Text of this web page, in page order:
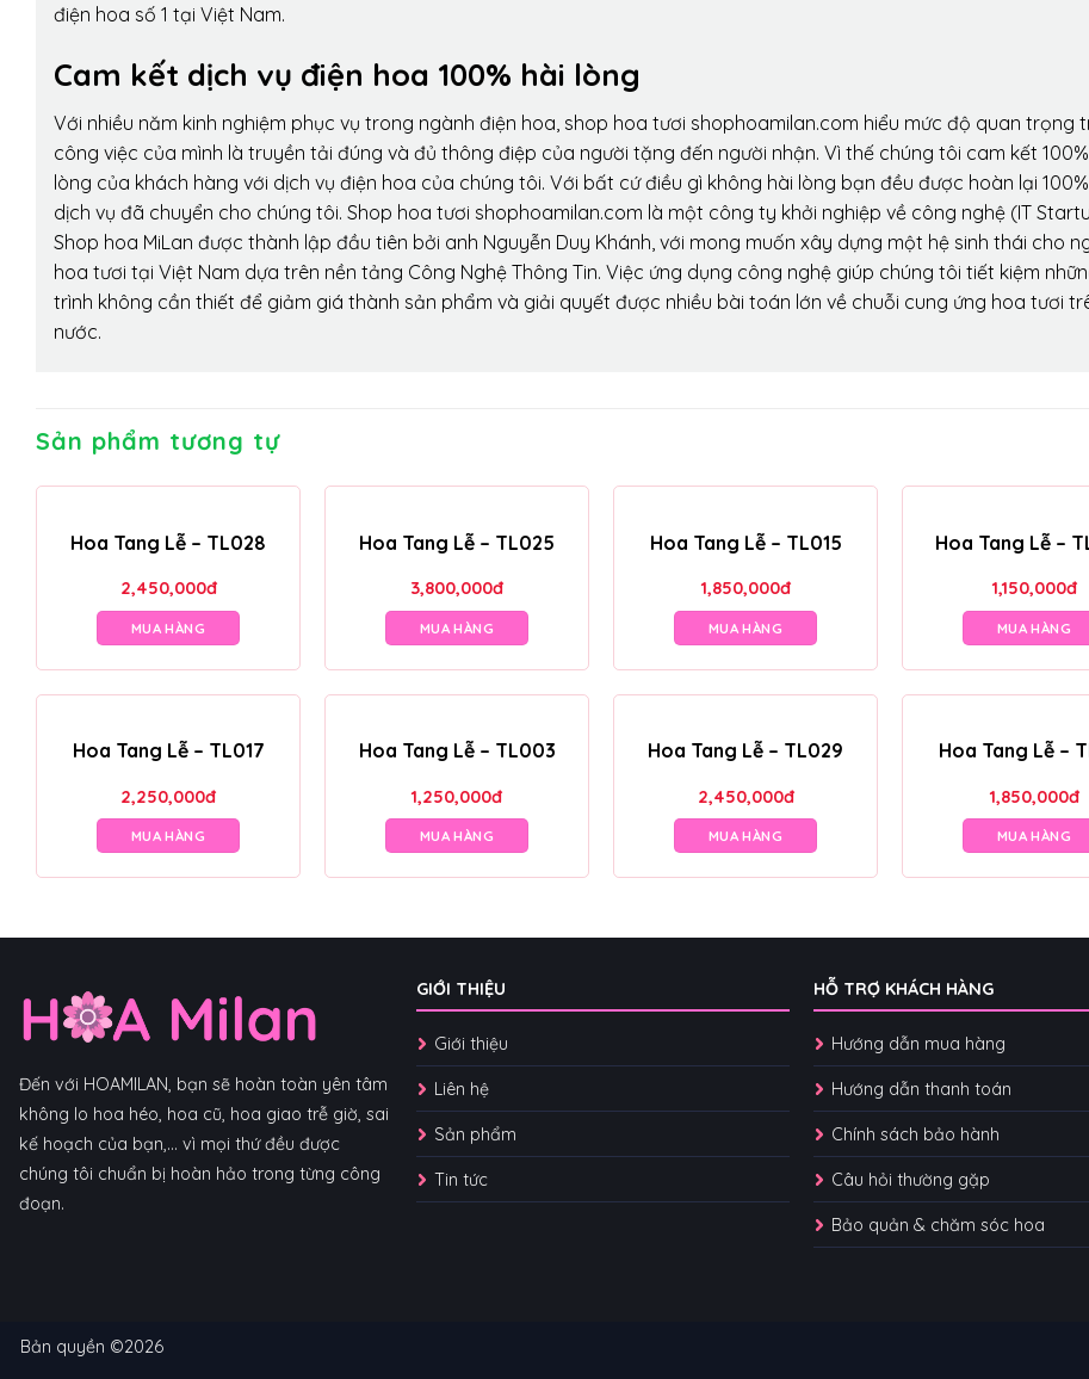
điện hoa số 1 tại Việt Nam.
Cam kết dịch vụ điện hoa 100% hài lòng
Với nhiều năm kinh nghiệm phục vụ trong ngành điện hoa, shop hoa tươi shophoamilan.com hiểu mức độ quan trọng
công việc của mình là truyền tải đúng và đủ thông điệp của người tặng đến người nhận. Vì thế chúng tôi cam kết
lòng của khách hàng với dịch vụ điện hoa của chúng tôi. Với bất cứ điều gì không hài lòng bạn đều được hoàn lại
dịch vụ đã chuyển cho chúng tôi. Shop hoa tươi shophoamilan.com là một công ty khởi nghiệp về công nghệ (IT
Shop hoa MiLan được thành lập đầu tiên bởi anh Nguyễn Duy Khánh, với mong muốn xây dựng một hệ sinh thái cho
hoa tươi tại Việt Nam dựa trên nền tảng Công Nghệ Thông Tin. Việc ứng dụng công nghệ giúp chúng tôi tiết kiệm
trình không cần thiết để giảm giá thành sản phẩm và giải quyết được nhiều bài toán lớn về chuỗi cung ứng hoa tươi
nước.
Sản phẩm tương tự
Hoa Tang Lễ – TL028
2,450,000đ
MUA HÀNG
Hoa Tang Lễ – TL025
3,800,000đ
MUA HÀNG
Hoa Tang Lễ – TL015
1,850,000đ
MUA HÀNG
Hoa Tang Lễ –
1,150,000đ
MUA HÀNG
Hoa Tang Lễ – TL017
2,250,000đ
MUA HÀNG
Hoa Tang Lễ – TL003
1,250,000đ
MUA HÀNG
Hoa Tang Lễ – TL029
2,450,000đ
MUA HÀNG
Hoa Tang Lễ –
1,850,000đ
MUA HÀNG
Đến với HOAMILAN, bạn sẽ hoàn toàn yên tâm
không lo hoa héo, hoa cũ, hoa giao trễ giờ, sai
kế hoạch của bạn,... vì mọi thứ đều được
chúng tôi chuẩn bị hoàn hảo trong từng công
đoạn.
GIỚI THIỆU
Giới thiệu
Liên hệ
Sản phẩm
Tin tức
HỖ TRỢ KHÁCH HÀNG
Hướng dẫn mua hàng
Hướng dẫn thanh toán
Chính sách bảo hành
Câu hỏi thường gặp
Bảo quản & chăm sóc hoa
Bản quyền ©2026